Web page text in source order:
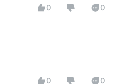
0 0
0 0